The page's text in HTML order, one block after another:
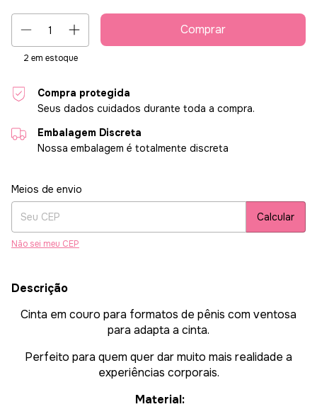
2 em estoque
Compra protegida
Seus dados cuidados durante toda a compra.
Embalagem Discreta
Nossa embalagem é totalmente discreta
Entregas para o CEP:
Meios de envio
Calcular
Não sei meu CEP
Descrição
Cinta em couro para formatos de pênis com ventosa
para adapta a cinta.
Perfeito para quem quer dar muito mais realidade a
experiências corporais.
Material: